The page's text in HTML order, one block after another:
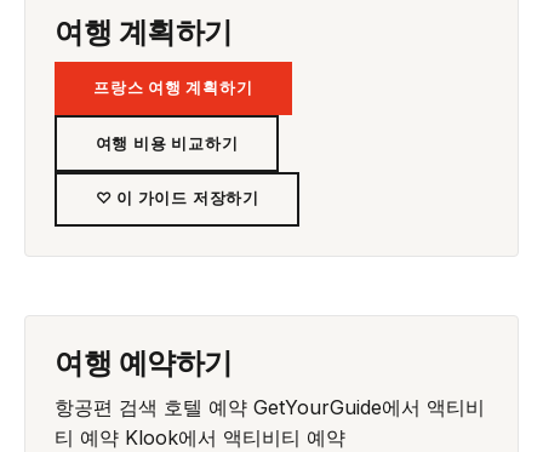
여행 계획하기
프랑스 여행 계획하기
여행 비용 비교하기
♡ 이 가이드 저장하기
여행 예약하기
항공편 검색 호텔 예약 GetYourGuide에서 액티비
티 예약 Klook에서 액티비티 예약